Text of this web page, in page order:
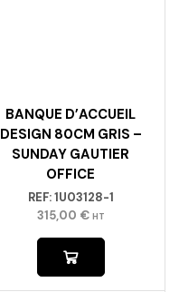
BANQUE D’ACCUEIL
DESIGN 80CM GRIS –
SUNDAY GAUTIER
OFFICE
REF:1U03128-1
315,00 € HT